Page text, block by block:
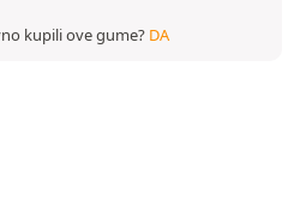
kupili ove gume? DA